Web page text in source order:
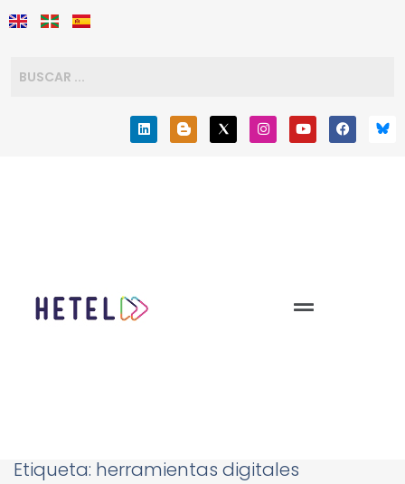
Etiqueta: herramientas digitales